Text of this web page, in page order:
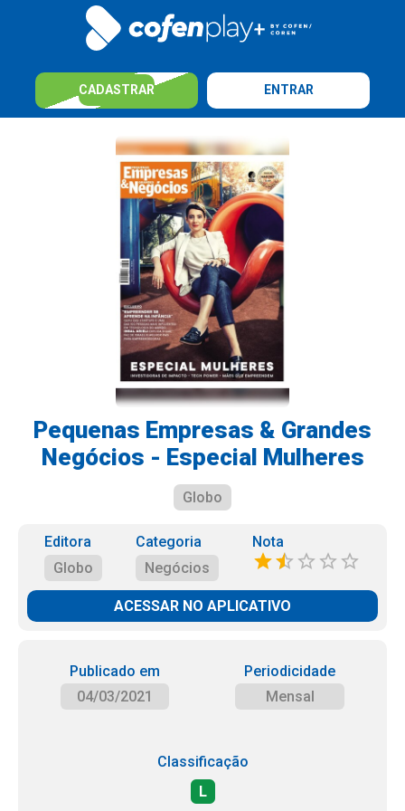
CADASTRAR ENTRAR
Pequenas Empresas & Grandes
Negócios - Especial Mulheres
Globo
Editora
Globo
Categoria
Negócios
Nota
ACESSAR NO APLICATIVO
Publicado em
04/03/2021
Periodicidade
Mensal
Classificação
L